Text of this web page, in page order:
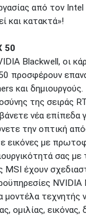
από τον
και κατακτά»!
50
Blackwell, οι
προσφέρουν
και
της σειράς
νέα επίπεδα
την οπτική
εικόνες με
σας
έχουν
NVIDIA
μοντέλα τεχνητής
ομιλίας, εικόνας,